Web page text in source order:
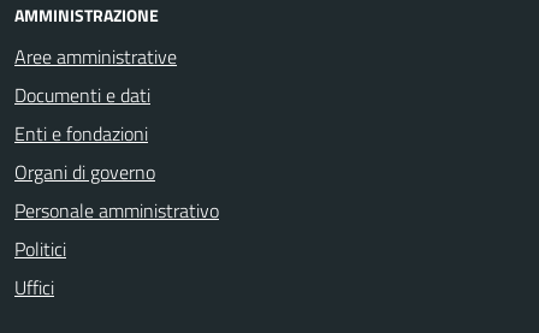
AMMINISTRAZIONE
Aree amministrative
Documenti e dati
Enti e fondazioni
Organi di governo
Personale amministrativo
Politici
Uffici